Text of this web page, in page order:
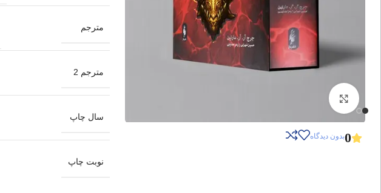
0بدون دیدگاه
مترجم
مترجم 2
سال چاپ
نوبت چاپ